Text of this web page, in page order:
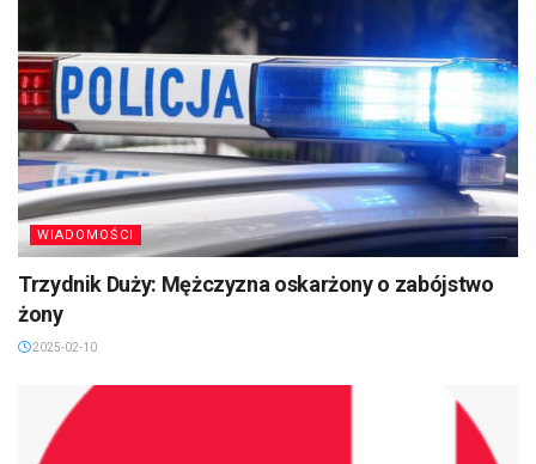
WIADOMOŚCI
Trzydnik Duży: Mężczyzna oskarżony o zabójstwo
żony
2025-02-10